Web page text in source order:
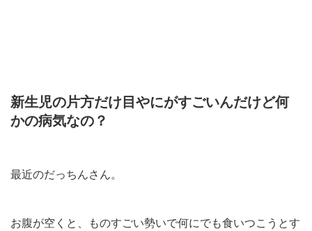
新生児の片方だけ目やにがすごいんだけど何
かの病気なの？
最近のだっちんさん。
お腹が空くと、ものすごい勢いで何にでも食いつこうとす